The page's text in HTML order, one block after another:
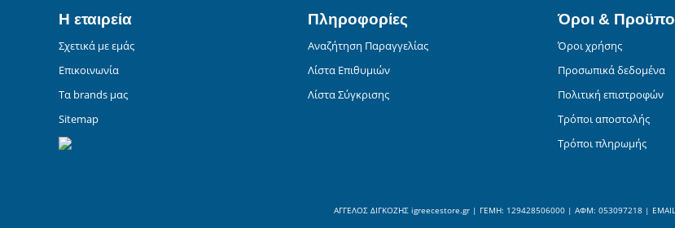
Η εταιρεία
Σχετικά με εμάς
Επικοινωνία
Τα brands μας
Sitemap
Πληροφορίες
Αναζήτηση Παραγγελίας
Λίστα Επιθυμιών
Λίστα Σύγκρισης
Όροι &
Όροι χρήσης
Προσωπικά δεδομένα
Πολιτική επιστροφών
Τρόποι αποστολής
Τρόποι πληρωμής
ΑΓΓΕΛΟΣ ΔΙΓΚΟΖΗΣ igreecestore.gr | ΓΕΜΗ: 129428506000 | AΦΜ: 053097218 |